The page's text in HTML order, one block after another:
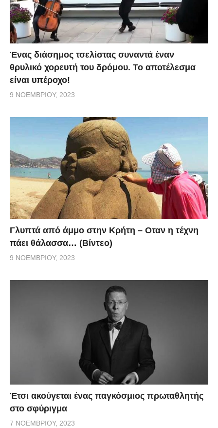
Ένας διάσημος τσελίστας συναντά έναν
θρυλικό χορευτή του δρόμου. Το αποτέλεσμα
είναι υπέροχο!
9 ΝΟΕΜΒΡΊΟΥ, 2023
Γλυπτά από άμμο στην Κρήτη – Οταν η τέχνη
πάει θάλασσα… (Βίντεο)
9 ΝΟΕΜΒΡΊΟΥ, 2023
Έτσι ακούγεται ένας παγκόσμιος πρωταθλητής
στο σφύριγμα
7 ΝΟΕΜΒΡΊΟΥ, 2023